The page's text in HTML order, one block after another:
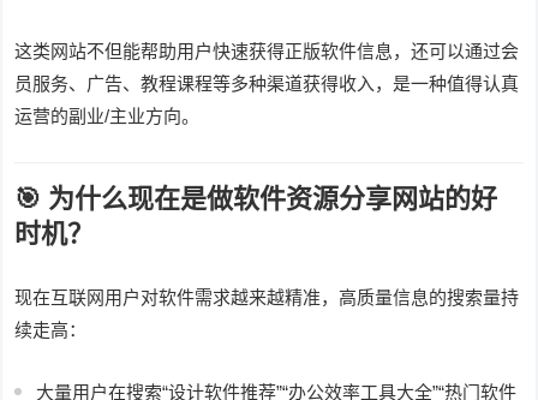
这类网站不但能帮助用户快速获得正版软件信息，还可以通过会
员服务、广告、教程课程等多种渠道获得收入，是一种值得认真
运营的副业/主业方向。
🎯 为什么现在是做软件资源分享网站的好
时机？
现在互联网用户对软件需求越来越精准，高质量信息的搜索量持
续走高：
大量用户在搜索“设计软件推荐”“办公效率工具大全”“热门软件